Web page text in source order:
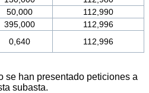
50,000
112,990
395,000
112,996
0,640 112,996
han presentado peticiones a
subasta.